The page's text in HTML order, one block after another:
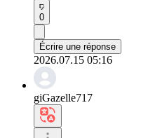
0
Écrire une réponse
2026.07.15 05:16
giGazelle717